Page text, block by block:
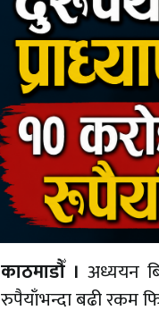
काठमाडौँ । अध्ययन
रुपैयाँभन्दा बढी रकम